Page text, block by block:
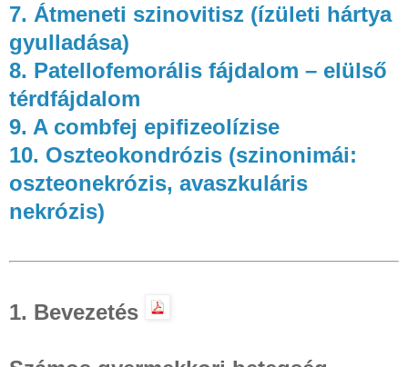
7. Átmeneti szinovitisz (ízületi hártya
gyulladása)
8. Patellofemorális fájdalom – elülső
térdfájdalom
9. A combfej epifizeolízise
10. Oszteokondrózis (szinonimái:
oszteonekrózis, avaszkuláris
nekrózis)
1. Bevezetés